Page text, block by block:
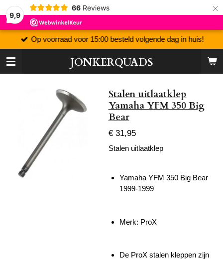
9,9
66 Reviews ×
JONKERQUADS
Op voorraad voor 15:00 besteld volgende dag in huis!
Stalen uitlaatklep
Yamaha YFM 350 Big
Bear
€ 31,95
Stalen uitlaatklep
Yamaha YFM 350 Big Bear
1999-1999
Merk: ProX
De ProX stalen kleppen zijn